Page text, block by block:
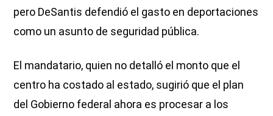
pero DeSantis defendió el gasto en deportaciones
como un asunto de seguridad pública.
El mandatario, quien no detalló el monto que el
centro ha costado al estado, sugirió que el plan
del Gobierno federal ahora es procesar a los